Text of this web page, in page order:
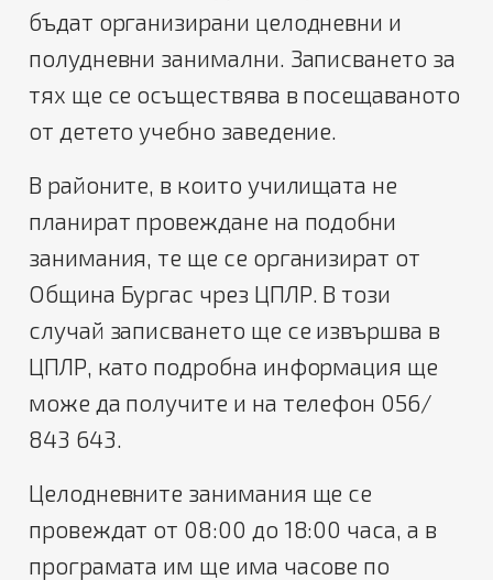
бъдат организирани целодневни и
полудневни занимални. Записването за
тях ще се осъществява в посещаваното
от детето учебно заведение.
В районите, в които училищата не
планират провеждане на подобни
занимания, те ще се организират от
Община Бургас чрез ЦПЛР. В този
случай записването ще се извършва в
ЦПЛР, като подробна информация ще
може да получите и на телефон 056/
843 643.
Целодневните занимания ще се
провеждат от 08:00 до 18:00 часа, а в
програмата им ще има часове по